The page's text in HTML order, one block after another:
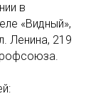
в
«Видный»,
Ленина, 219